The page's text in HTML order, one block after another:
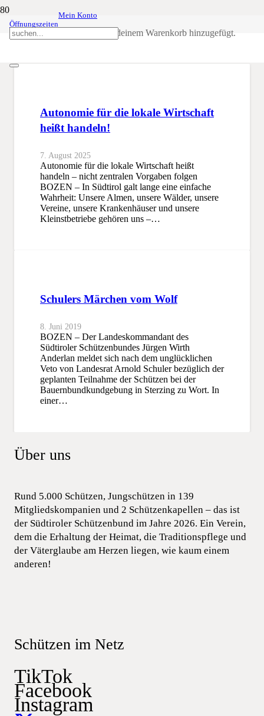
Öffnungszeiten
Mein Konto
wurde deinem Warenkorb hinzugefügt.
Wolf
Autonomie für die lokale Wirtschaft
heißt handeln!
7. August 2025
Autonomie für die lokale Wirtschaft heißt
handeln – nicht zentralen Vorgaben folgen
BOZEN – In Südtirol galt lange eine einfache
Wahrheit: Unsere Almen, unsere Wälder, unsere
Vereine, unsere Krankenhäuser und unsere
Kleinstbetriebe gehören uns –…
Schulers Märchen vom Wolf
8. Juni 2019
BOZEN – Der Landeskommandant des
Südtiroler Schützenbundes Jürgen Wirth
Anderlan meldet sich nach dem unglücklichen
Veto von Landesrat Arnold Schuler bezüglich der
geplanten Teilnahme der Schützen bei der
Bauernbundkundgebung in Sterzing zu Wort. In
einer…
Über uns
Rund 5.000 Schützen, Jungschützen in 139
Mitgliedskompanien und 2 Schützenkapellen – das ist
der Südtiroler Schützenbund im Jahre 2026. Ein Verein,
dem die Erhaltung der Heimat, die Traditionspflege und
der Väterglaube am Herzen liegen, wie kaum einem
anderen!
Schützen im Netz
TikTok
Facebook
Instagram